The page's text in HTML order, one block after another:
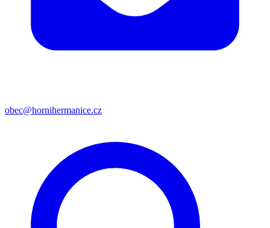
obec@hornihermanice.cz